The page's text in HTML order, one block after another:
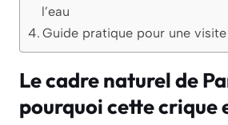
l’eau
Guide pratique pour une
Le cadre naturel de
pourquoi cette crique